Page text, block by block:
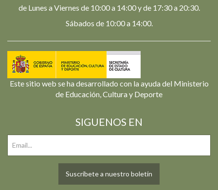
de Lunes a Viernes de 10:00 a 14:00 y de 17:30 a 20:30.
Sábados de 10:00 a 14:00.
Este sitio web se ha desarrollado con la ayuda del Ministerio
de Educación, Cultura y Deporte
SIGUENOS EN
Suscríbete a nuestro boletín